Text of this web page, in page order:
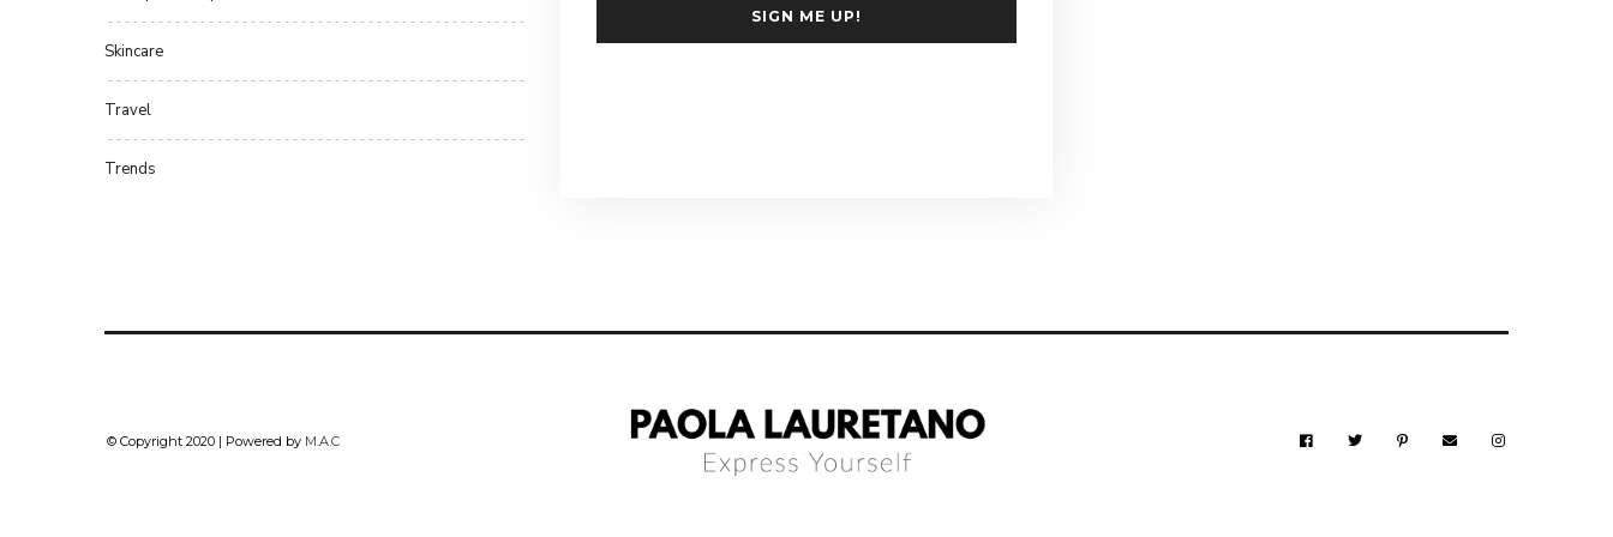
Skincare
Travel
Trends
SIGN ME UP!
© Copyright 2020 | Powered by M.A.C